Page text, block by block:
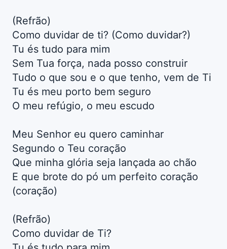
(Refrão)
Como duvidar de ti? (Como duvidar?)
Tu és tudo para mim
Sem Tua força, nada posso construir
Tudo o que sou e o que tenho, vem de Ti
Tu és meu porto bem seguro
O meu refúgio, o meu escudo
Meu Senhor eu quero caminhar
Segundo o Teu coração
Que minha glória seja lançada ao chão
E que brote do pó um perfeito coração
(coração)
(Refrão)
Como duvidar de Ti?